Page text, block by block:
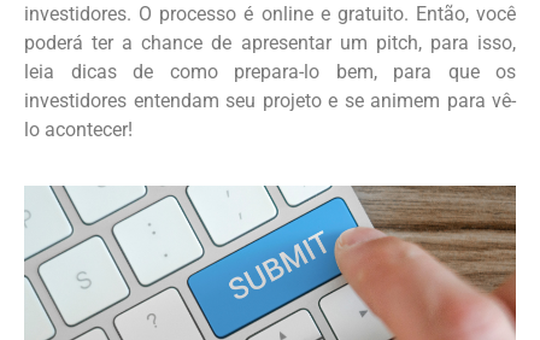
investidores. O processo é online e gratuito. Então, você
poderá ter a chance de apresentar um pitch, para isso,
leia dicas de como prepara-lo bem, para que os
investidores entendam seu projeto e se animem para vê-
lo acontecer!